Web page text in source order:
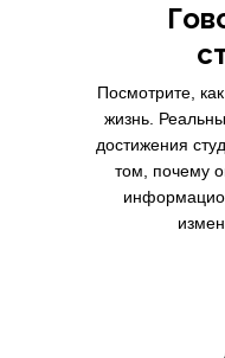
Посмотрите,
жизнь.
достижения
том, почему